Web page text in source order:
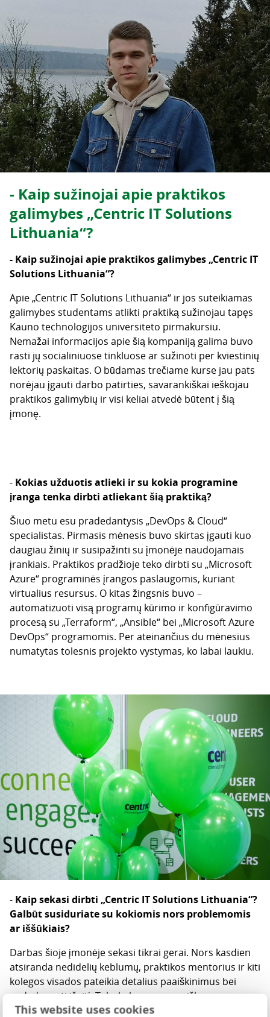
This website uses cookies
- Kaip sužinojai apie praktikos
galimybes „Centric IT Solutions
Lithuania“?
- Kaip sužinojai apie praktikos galimybes „Centric IT
Solutions Lithuania“?
Apie „Centric IT Solutions Lithuania“ ir jos suteikiamas
galimybes studentams atlikti praktiką sužinojau tapęs
Kauno technologijos universiteto pirmakursiu.
Nemažai informacijos apie šią kompaniją galima buvo
rasti jų socialiniuose tinkluose ar sužinoti per kviestinių
lektorių paskaitas. O būdamas trečiame kurse jau pats
norėjau įgauti darbo patirties, savarankiškai ieškojau
praktikos galimybių ir visi keliai atvedė būtent į šią
įmonę.
- Kokias užduotis atlieki ir su kokia programine
įranga tenka dirbti atliekant šią praktiką?
Šiuo metu esu pradedantysis „DevOps & Cloud“
specialistas. Pirmasis mėnesis buvo skirtas įgauti kuo
daugiau žinių ir susipažinti su įmonėje naudojamais
įrankiais. Praktikos pradžioje teko dirbti su „Microsoft
Azure“ programinės įrangos paslaugomis, kuriant
virtualius resursus. O kitas žingsnis buvo –
automatizuoti visą programų kūrimo ir konfigūravimo
procesą su „Terraform“, „Ansible“ bei „Microsoft Azure
DevOps“ programomis. Per ateinančius du mėnesius
numatytas tolesnis projekto vystymas, ko labai laukiu.
- Kaip sekasi dirbti „Centric IT Solutions Lithuania“?
Galbūt susiduriate su kokiomis nors problemomis
ar iššūkiais?
Darbas šioje įmonėje sekasi tikrai gerai. Nors kasdien
atsiranda nedidelių keblumų, praktikos mentorius ir kiti
kolegos visados pateikia detalius paaiškinimus bei
padeda rasti išeitį. Toks kolegų geranoriškumas,
komandinis darbas sukuria puikią darbo atmosferą,